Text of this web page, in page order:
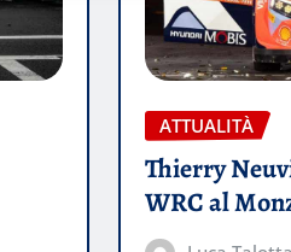
ATTUALITÀ
Thierry
WRC al